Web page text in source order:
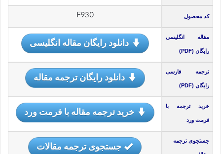
کد محصول F930
مقاله انگلیسی
رایگان (PDF)
دانلود رایگان مقاله انگلیسی
ترجمه فارسی
رایگان (PDF)
دانلود رایگان ترجمه مقاله
خرید ترجمه با
فرمت ورد
خرید ترجمه مقاله با فرمت ورد
جستجوی ترجمه جستجوی ترجمه مقالات